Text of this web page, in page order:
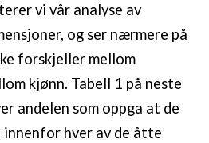
vi vår analyse av
og ser nærmere på
forskjeller mellom
kjønn. Tabell 1 på neste
andelen som oppga at de
innenfor hver av de åtte